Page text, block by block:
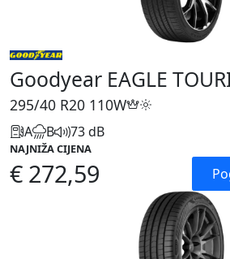
Goodyear EAGLE
295/40 R20 110W
A B 73 dB
NAJNIŽA CIJENA
€ 272,59